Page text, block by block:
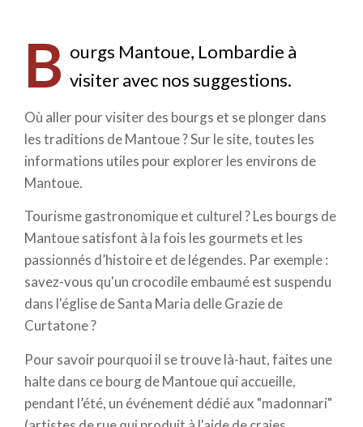
d'Ariane
B ourgs Mantoue, Lombardie à
visiter avec nos suggestions.
Où aller pour visiter des bourgs et se plonger dans
les traditions de Mantoue ? Sur le site, toutes les
informations utiles pour explorer les environs de
Mantoue.
Tourisme gastronomique et culturel ? Les bourgs de
Mantoue satisfont à la fois les gourmets et les
passionnés d’histoire et de légendes. Par exemple :
savez-vous qu'un crocodile embaumé est suspendu
dans l'église de Santa Maria delle Grazie de
Curtatone ?
Pour savoir pourquoi il se trouve là-haut, faites une
halte dans ce bourg de Mantoue qui accueille,
pendant l’été, un événement dédié aux "madonnari"